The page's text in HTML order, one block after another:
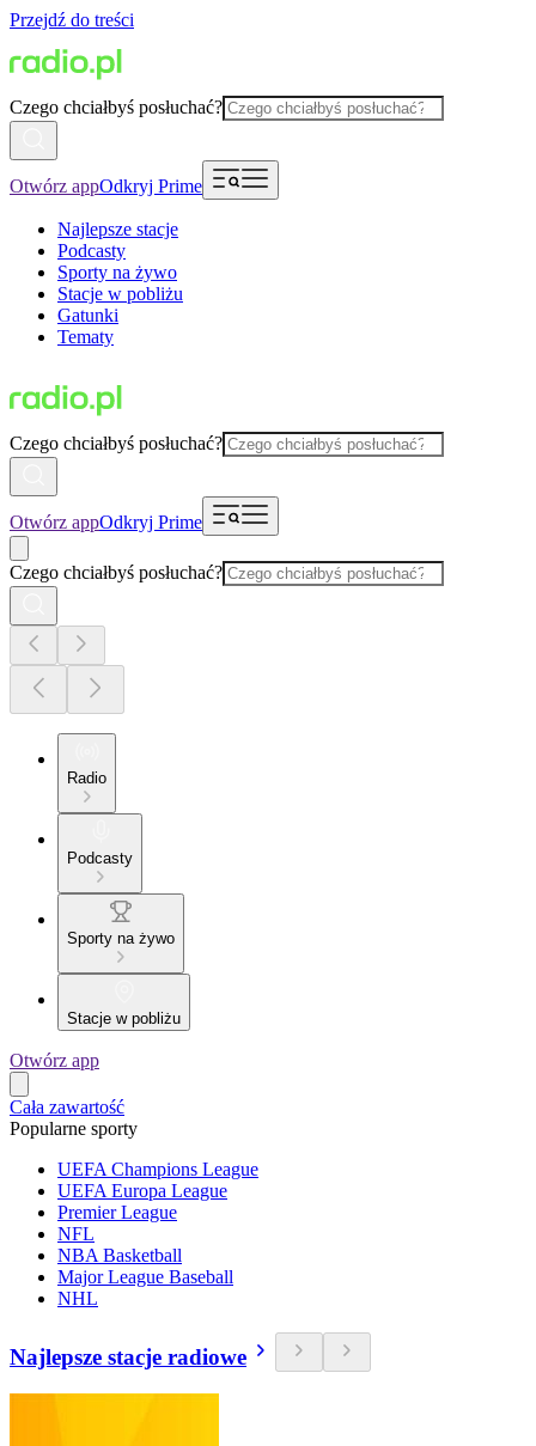
Przejdź do treści
Czego chciałbyś posłuchać?
Otwórz appOdkryj Prime
Najlepsze stacje
Podcasty
Sporty na żywo
Stacje w pobliżu
Gatunki
Tematy
Czego chciałbyś posłuchać?
Otwórz appOdkryj Prime
Czego chciałbyś posłuchać?
Radio
Podcasty
Sporty na żywo
Stacje w pobliżu
Otwórz app
Cała zawartość
Popularne sporty
UEFA Champions League
UEFA Europa League
Premier League
NFL
NBA Basketball
Major League Baseball
NHL
Najlepsze stacje radiowe